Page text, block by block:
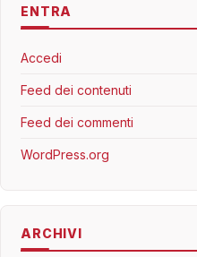
ENTRA
Accedi
Feed dei contenuti
Feed dei commenti
WordPress.org
ARCHIVI